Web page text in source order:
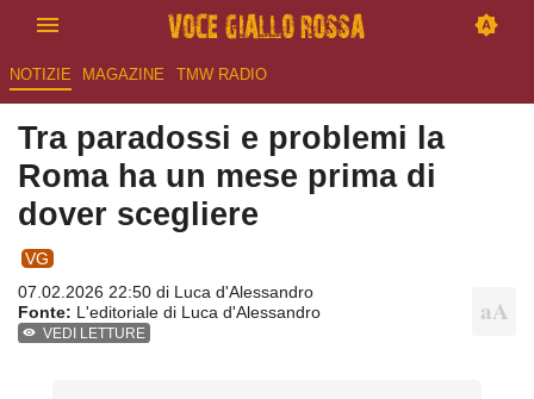
NOTIZIE MAGAZINE TMW RADIO
Tra paradossi e problemi la
Roma ha un mese prima di
dover scegliere
VG
07.02.2026 22:50 di Luca d'Alessandro
Fonte: L'editoriale di Luca d'Alessandro
VEDI LETTURE